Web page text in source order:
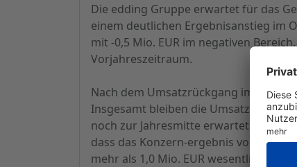
Die edding Gruppe erwartet für das
einem deutlichen Ergebnisanstieg im
mit -0,5 Mio. EUR im negativen
Vorjahreszeitraum.
Nach dem Umsatzrückgang im
Insgesamt bleiben die Umsatzerlöse
noch zur Jahresmitte erwartet.
dass das Konzern-ergebnis vor
mehr als 1,0 Mio. EUR wesentlich